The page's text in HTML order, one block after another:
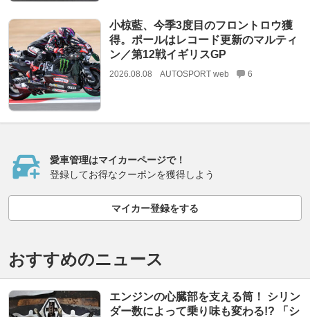
小椋藍、今季3度目のフロントロウ獲
得。ポールはレコード更新のマルティ
ン／第12戦イギリスGP
2026.08.08 AUTOSPORT web 6
愛車管理はマイカーページで！
登録してお得なクーポンを獲得しよう
マイカー登録をする
おすすめのニュース
エンジンの心臓部を支える筒！ シリン
ダー数によって乗り味も変わる!? 「シ